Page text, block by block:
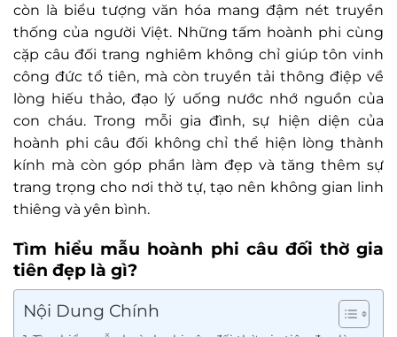
còn là biểu tượng văn hóa mang đậm nét truyền
thống của người Việt. Những tấm hoành phi cùng
cặp câu đối trang nghiêm không chỉ giúp tôn vinh
công đức tổ tiên, mà còn truyền tải thông điệp về
lòng hiếu thảo, đạo lý uống nước nhớ nguồn của
con cháu. Trong mỗi gia đình, sự hiện diện của
hoành phi câu đối không chỉ thể hiện lòng thành
kính mà còn góp phần làm đẹp và tăng thêm sự
trang trọng cho nơi thờ tự, tạo nên không gian linh
thiêng và yên bình.
Tìm hiểu mẫu hoành phi câu đối thờ gia
tiên đẹp là gì?
Nội Dung Chính